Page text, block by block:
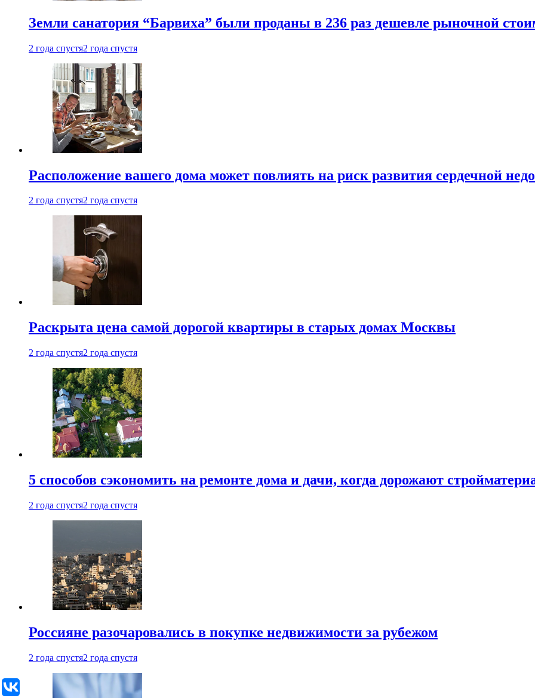
Земли санатория “Барвиха” были проданы в 236 раз дешевле рыночной
2 года спустя2 года спустя
Расположение вашего дома может повлиять на риск развития сердечной
2 года спустя2 года спустя
Раскрыта цена самой дорогой квартиры в старых домах Москвы
2 года спустя2 года спустя
5 способов сэкономить на ремонте дома и дачи, когда дорожают
2 года спустя2 года спустя
Россияне разочаровались в покупке недвижимости за рубежом
2 года спустя2 года спустя